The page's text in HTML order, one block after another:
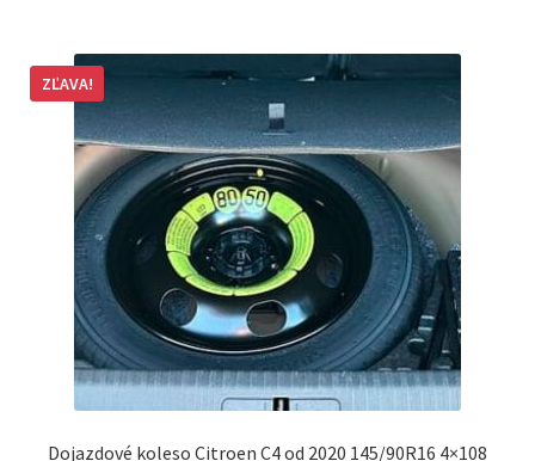
Dojazdové koleso Citroen C4 od 2020 145/90R16 4×108
ZĽAVA!